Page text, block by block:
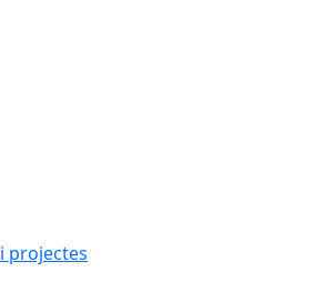
projectes